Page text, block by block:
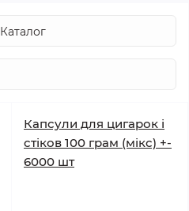
Каталог
Капсули для цигарок і
стіков 100 грам (мікс) +-
6000 шт